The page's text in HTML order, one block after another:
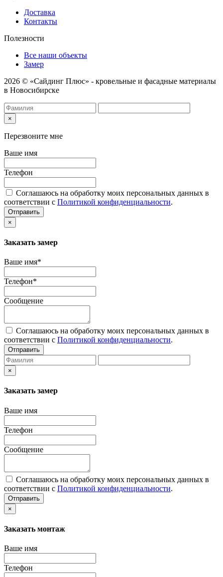
Доставка
Контакты
Полезности
Все наши объекты
Замер
2026 © «Сайдинг Плюс» - кровельные и фасадные материалы
в Новосибирске
×
Перезвоните мне
Ваше имя
Телефон
Соглашаюсь на обработку моих персональных данных в
соответствии с Политикой конфиденциальности.
Отправить
×
Заказать замер
Ваше имя*
Телефон*
Сообщение
Соглашаюсь на обработку моих персональных данных в
соответствии с Политикой конфиденциальности.
Отправить
×
Заказать замер
Ваше имя
Телефон
Сообщение
Соглашаюсь на обработку моих персональных данных в
соответствии с Политикой конфиденциальности.
Отправить
×
Заказать монтаж
Ваше имя
Телефон